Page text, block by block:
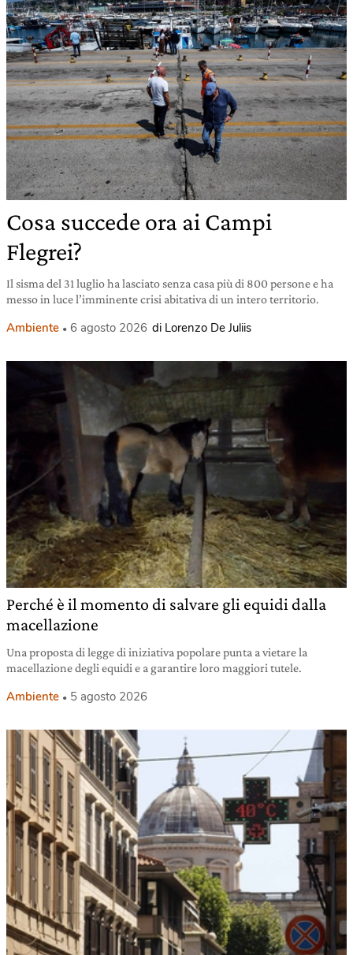
Cosa succede ora ai Campi
Flegrei?
Il sisma del 31 luglio ha lasciato senza casa più di 800 persone e ha
messo in luce l’imminente crisi abitativa di un intero territorio.
Ambiente 6 agosto 2026 di Lorenzo De Juliis
Perché è il momento di salvare gli equidi dalla
macellazione
Una proposta di legge di iniziativa popolare punta a vietare la
macellazione degli equidi e a garantire loro maggiori tutele.
Ambiente 5 agosto 2026